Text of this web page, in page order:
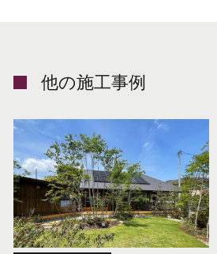
他の施工事例